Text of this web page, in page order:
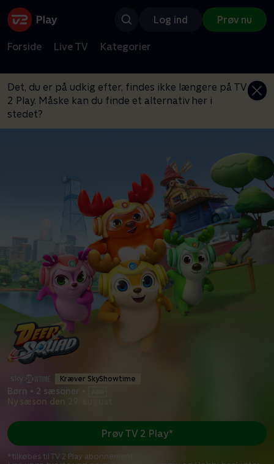
Log ind Prøv nu
Forside Live TV Kategorier
Det, du er på udkig efter, findes ikke længere på TV
2 Play. Måske kan du finde et alternativ her i
stedet?
Kræver SkyShowtime
Børn • 2 sæsoner •
Ny sæson den 29. august
Prøv TV 2 Play*
*tilkøbes til TV 2 Play abonnement